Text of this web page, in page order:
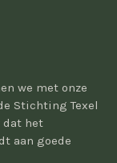
we met onze
Stichting Texel
dat het
aan goede